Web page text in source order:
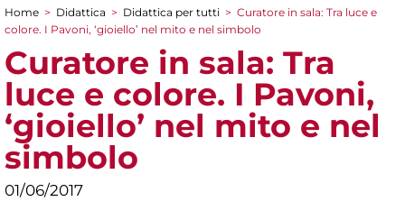
Tu sei qui
Home > Didattica > Didattica per tutti > Curatore in sala: Tra luce e
colore. I Pavoni, ‘gioiello’ nel mito e nel simbolo
Curatore in sala: Tra
luce e colore. I Pavoni,
‘gioiello’ nel mito e nel
simbolo
01/06/2017